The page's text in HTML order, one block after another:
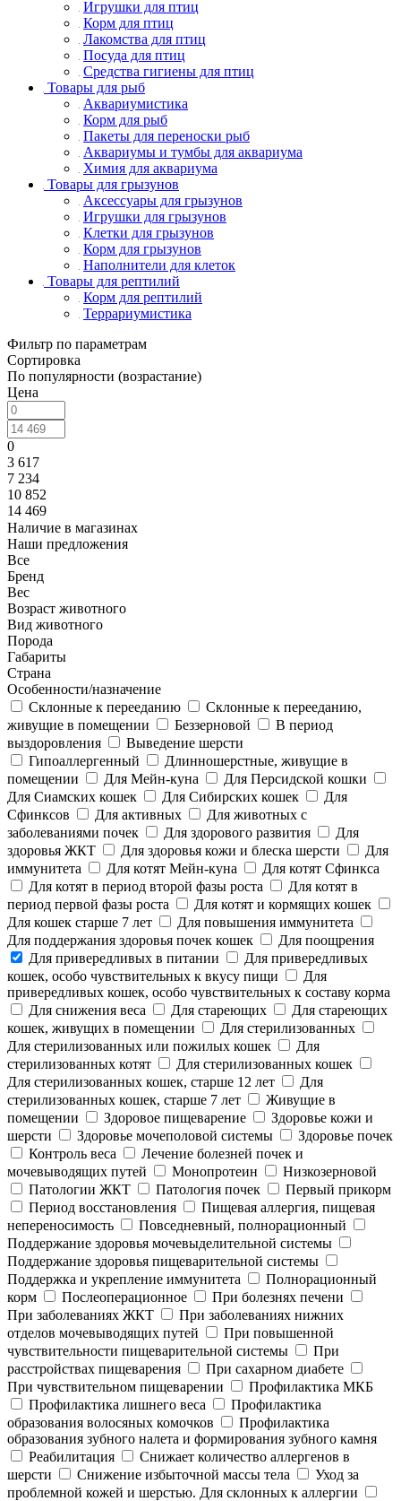
Игрушки для птиц
Корм для птиц
Лакомства для птиц
Посуда для птиц
Средства гигиены для птиц
Товары для рыб
Аквариумистика
Корм для рыб
Пакеты для переноски рыб
Аквариумы и тумбы для аквариума
Химия для аквариума
Товары для грызунов
Аксессуары для грызунов
Игрушки для грызунов
Клетки для грызунов
Корм для грызунов
Наполнители для клеток
Товары для рептилий
Корм для рептилий
Террариумистика
Фильтр по параметрам
Сортировка
По популярности (возрастание)
Цена
0
3 617
7 234
10 852
14 469
Наличие в магазинах
Наши предложения
Все
Бренд
Вес
Возраст животного
Вид животного
Порода
Габариты
Страна
Особенности/назначение
Cклонные к перееданию
Cклонные к перееданию,
живущие в помещении
Беззерновой
В период
выздоровления
Выведение шерсти
Гипоаллергенный
Длинношерстные, живущие в
помещении
Для Мейн-куна
Для Персидской кошки
Для Сиамских кошек
Для Сибирских кошек
Для
Сфинксов
Для активных
Для животных с
заболеваниями почек
Для здорового развития
Для
здоровья ЖКТ
Для здоровья кожи и блеска шерсти
Для
иммунитета
Для котят Мейн-куна
Для котят Сфинкса
Для котят в период второй фазы роста
Для котят в
период первой фазы роста
Для котят и кормящих кошек
Для кошек старше 7 лет
Для повышения иммунитета
Для поддержания здоровья почек кошек
Для поощрения
Для привередливых в питании
Для привередливых
кошек, особо чувствительных к вкусу пищи
Для
привередливых кошек, особо чувствительных к составу корма
Для снижения веса
Для стареющих
Для стареющих
кошек, живущих в помещении
Для стерилизованных
Для стерилизованных или пожилых кошек
Для
стерилизованных котят
Для стерилизованных кошек
Для стерилизованных кошек, старше 12 лет
Для
стерилизованных кошек, старше 7 лет
Живущие в
помещении
Здоровое пищеварение
Здоровье кожи и
шерсти
Здоровье мочеполовой системы
Здоровье почек
Контроль веса
Лечение болезней почек и
мочевыводящих путей
Монопротеин
Низкозерновой
Патологии ЖКТ
Патология почек
Первый прикорм
Период восстановления
Пищевая аллергия, пищевая
непереносимость
Повседневный, полнорационный
Поддержание здоровья мочевыделительной системы
Поддержание здоровья пищеварительной системы
Поддержка и укрепление иммунитета
Полнорационный
корм
Послеоперационное
При болезнях печени
При заболеваниях ЖКТ
При заболеваниях нижних
отделов мочевыводящих путей
При повышенной
чувствительности пищеварительной системы
При
расстройствах пищеварения
При сахарном диабете
При чувствительном пищеварении
Профилактика МКБ
Профилактика лишнего веса
Профилактика
образования волосяных комочков
Профилактика
образования зубного налета и формирования зубного камня
Реабилитация
Снижает количество аллергенов в
шерсти
Снижение избыточной массы тела
Уход за
проблемной кожей и шерстью. Для склонных к аллергии